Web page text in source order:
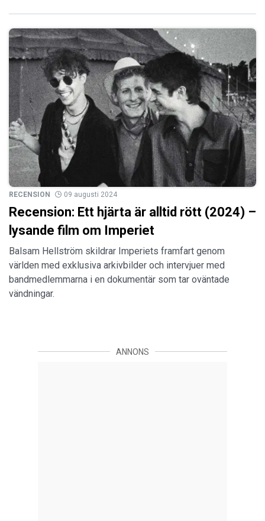
RECENSION 09 augusti 2024
Recension: Ett hjärta är alltid rött (2024) –
lysande film om Imperiet
Balsam Hellström skildrar Imperiets framfart genom
världen med exklusiva arkivbilder och intervjuer med
bandmedlemmarna i en dokumentär som tar oväntade
vändningar.
ANNONS